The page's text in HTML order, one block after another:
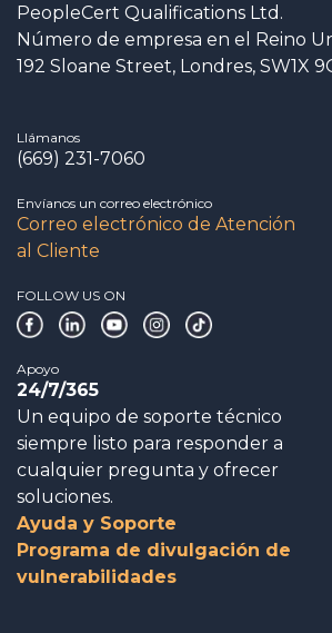
PeopleCert Qualifications Ltd.
Número de empresa en el Reino
192 Sloane Street, Londres, SW1X
Llámanos
(669) 231-7060
Envíanos un correo electrónico
Correo electrónico de Atención
al Cliente
FOLLOW US ON
Apoyo
24/7/365
Un equipo de soporte técnico
siempre listo para responder a
cualquier pregunta y ofrecer
soluciones.
Ayuda y Soporte
Programa de divulgación de
vulnerabilidades